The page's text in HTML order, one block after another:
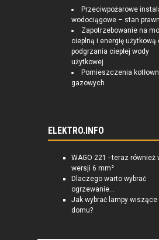
Przeciwpożarowe
wodociągowe – stan
Zapotrzebowanie na
cieplną i energię użytkową
podgrzania ciepłej wody
użytkowej
Pomieszczenia
gazowych
ELEKTRO.INFO
WAGO 221 - teraz również
wersji 6 mm²
Dlaczego warto wybrać
ogrzewanie...
Jak wybrać lampy wiszące
domu?